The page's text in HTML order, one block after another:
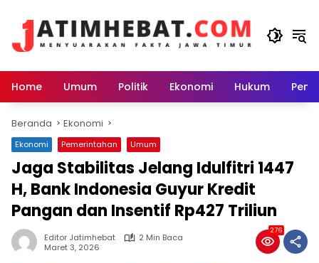
Home Umum Politik Ekonomi Hukum
Beranda Ekonomi
Ekonomi Pemerintahan Umum
Jaga Stabilitas Jelang Idulfitri 1447
H, Bank Indonesia Guyur Kredit
Pangan dan Insentif Rp427 Triliun
Editor Jatimhebat
2 Min Baca
Maret 3, 2026
276